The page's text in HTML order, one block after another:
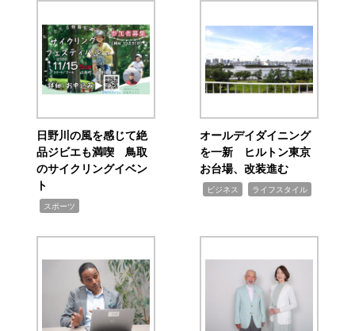
日野川の風を感じて絶
品ジビエも満喫 鳥取
のサイクリングイベン
ト
スポーツ
オールデイダイニング
を一新 ヒルトン東京
お台場、改装進む
ビジネス ライフスタイル